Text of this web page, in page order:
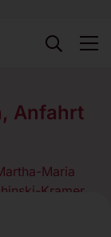
Anfahrt
Maria
Kramer